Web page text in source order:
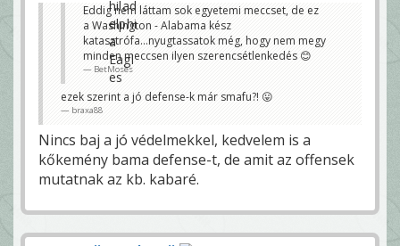
Eddig nem láttam sok egyetemi meccset, de ez
a Washington - Alabama kész
katasztrófa...nyugtassatok még, hogy nem megy
minden meccsen ilyen szerencsétlenkedés 😊
BetMoses
ezek szerint a jó defense-k már smafu?! 😛
braxa88
Nincs baj a jó védelmekkel, kedvelem is a
kőkemény bama defense-t, de amit az offensek
mutatnak az kb. kabaré.